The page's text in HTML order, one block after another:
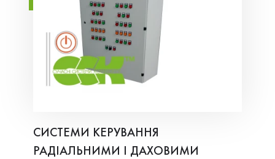
СИСТЕМИ КЕРУВАННЯ
РАДІАЛЬНИМИ І ДАХОВИМИ